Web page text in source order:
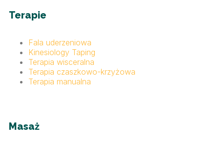
Terapie
Fala uderzeniowa
Kinesiology Taping
Terapia wisceralna
Terapia czaszkowo-krzyżowa
Terapia manualna
Masaż